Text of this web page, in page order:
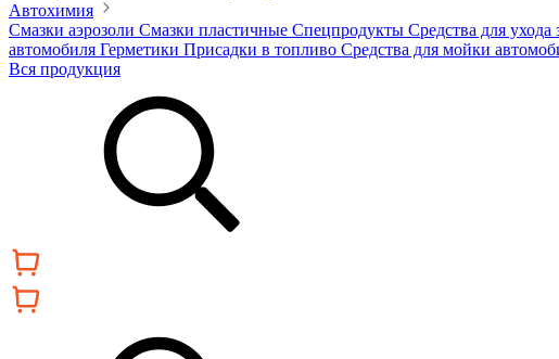
Автохимия
Смазки аэрозоли Смазки пластичные Спецпродукты Средства для ухода
автомобиля Герметики Присадки в топливо Средства для мойки
Вся продукция